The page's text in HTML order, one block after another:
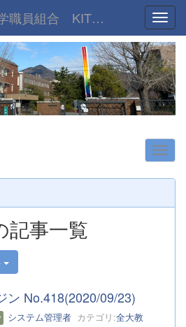
京都工芸繊維大学職員組合 KIT UNION
記事一覧
ン No.418(2020/09/23)
システム管理者 カテゴリ:全大教